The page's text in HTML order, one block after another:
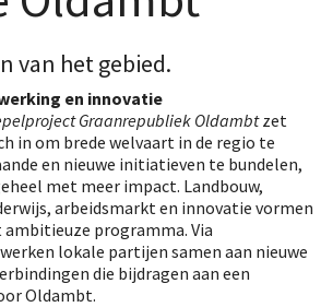
van het gebied.
en innovatie
Graanrepubliek Oldambtzet
in om brede welvaart in de regio te
en nieuwe initiatieven te bundelen,
met meer impact. Landbouw,
arbeidsmarkt en innovatie vormen
programma. Via
werken lokale partijen samen aan nieuwe
die bijdragen aan een
Oldambt.